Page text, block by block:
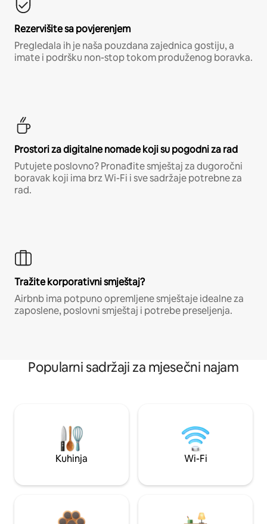
Rezervišite sa povjerenjem
Pregledala ih je naša pouzdana zajednica gostiju, a
imate i podršku non-stop tokom produženog boravka.
Prostori za digitalne nomade koji su pogodni za rad
Putujete poslovno? Pronađite smještaj za dugoročni
boravak koji ima brz Wi-Fi i sve sadržaje potrebne za
rad.
Tražite korporativni smještaj?
Airbnb ima potpuno opremljene smještaje idealne za
zaposlene, poslovni smještaj i potrebe preseljenja.
Popularni sadržaji za mjesečni najam
Kuhinja Wi-Fi